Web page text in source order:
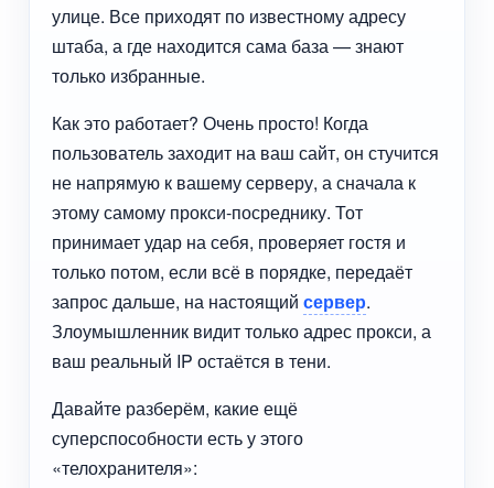
улице. Все приходят по известному адресу
штаба, а где находится сама база — знают
только избранные.
Как это работает? Очень просто! Когда
пользователь заходит на ваш сайт, он стучится
не напрямую к вашему серверу, а сначала к
этому самому прокси-посреднику. Тот
принимает удар на себя, проверяет гостя и
только потом, если всё в порядке, передаёт
запрос дальше, на настоящийсервер.
Злоумышленник видит только адрес прокси, а
ваш реальный IP остаётся в тени.
Давайте разберём, какие ещё
суперспособности есть у этого
«телохранителя»: